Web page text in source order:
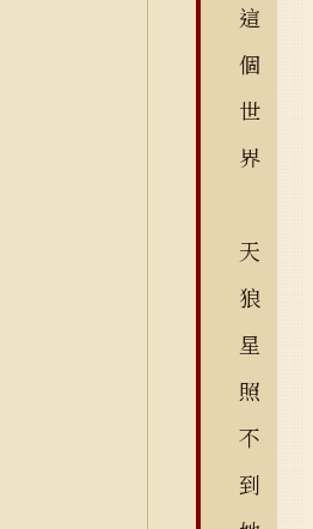
這
個
世
界
天
狼
星
照
不
到